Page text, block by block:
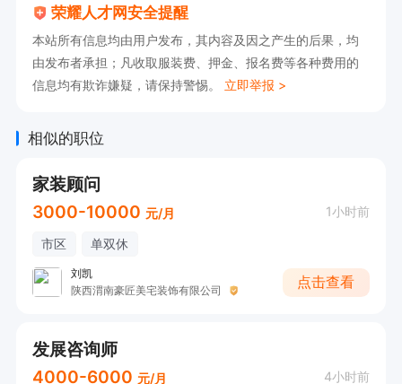
荣耀人才网安全提醒
本站所有信息均由用户发布，其内容及因之产生的后果，均
由发布者承担；凡收取服装费、押金、报名费等各种费用的
信息均有欺诈嫌疑，请保持警惕。 立即举报 >
相似的职位
家装顾问
3000-10000 元/月 1小时前
市区 单双休
刘凯
陕西渭南豪匠美宅装饰有限公司
点击查看
发展咨询师
4000-6000 元/月 4小时前